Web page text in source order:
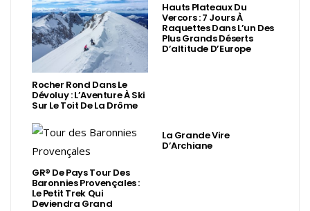
Rocher Rond Dans Le
Dévoluy : L’Aventure À Ski
Sur Le Toit De La Drôme
Hauts Plateaux Du
Vercors : 7 Jours À
Raquettes Dans L’un Des
Plus Grands Déserts
D’altitude D’Europe
GR® De Pays Tour Des
Baronnies Provençales :
Le Petit Trek Qui
Deviendra Grand
La Grande Vire
D’Archiane